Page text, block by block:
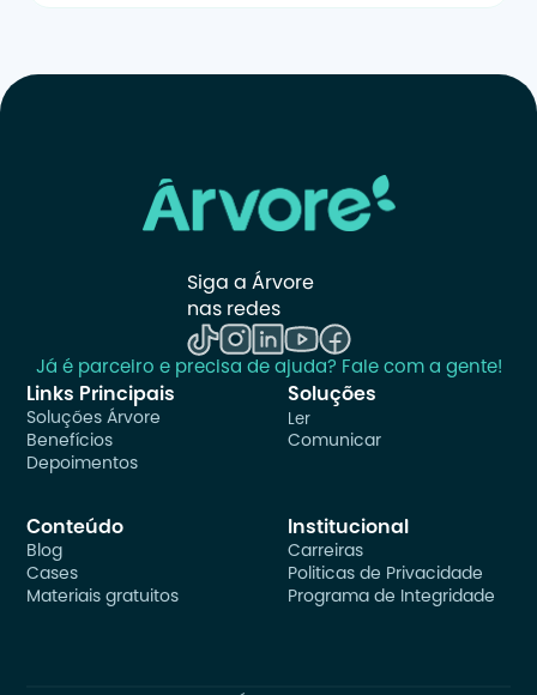
Siga a Árvore
nas redes
Já é parceiro e precisa de ajuda? Fale com a gente!
Links Principais
Soluções Árvore
Benefícios
Depoimentos
Soluções
Ler
Comunicar
Conteúdo
Blog
Cases
Materiais gratuitos
Institucional
Carreiras
Politicas de Privacidade
Programa de Integridade